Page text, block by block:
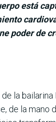
está
poder de
la
de la mano